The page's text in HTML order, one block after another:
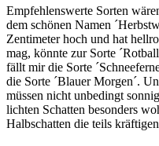
Empfehlenswerte Sorten
dem schönen Namen
Zentimeter hoch und hat
mag, könnte zur Sorte
fällt mir die Sorte
die Sorte ´Blauer Morgen´.
müssen nicht unbedingt
lichten Schatten besonders
Halbschatten die teils